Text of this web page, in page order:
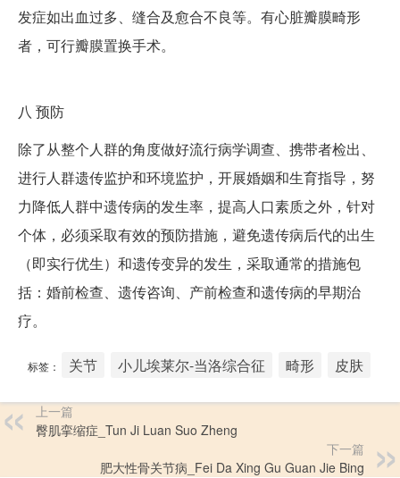
发症如出血过多、缝合及愈合不良等。有心脏瓣膜畸形
者，可行瓣膜置换手术。
八 预防
除了从整个人群的角度做好流行病学调查、携带者检出、
进行人群遗传监护和环境监护，开展婚姻和生育指导，努
力降低人群中遗传病的发生率，提高人口素质之外，针对
个体，必须采取有效的预防措施，避免遗传病后代的出生
（即实行优生）和遗传变异的发生，采取通常的措施包
括：婚前检查、遗传咨询、产前检查和遗传病的早期治
疗。
标签： 关节 小儿埃莱尔-当洛综合征 畸形 皮肤
上一篇
臀肌挛缩症_Tun Ji Luan Suo Zheng
下一篇
肥大性骨关节病_Fei Da Xing Gu Guan Jie Bing